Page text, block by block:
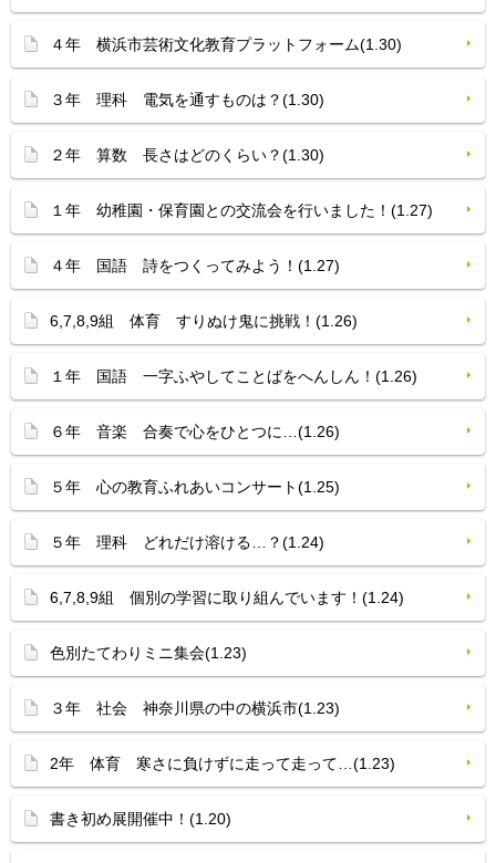
４年 横浜市芸術文化教育プラットフォーム(1.30)
３年 理科 電気を通すものは？(1.30)
２年 算数 長さはどのくらい？(1.30)
１年 幼稚園・保育園との交流会を行いました！(1.27)
４年 国語 詩をつくってみよう！(1.27)
6,7,8,9組 体育 すりぬけ鬼に挑戦！(1.26)
１年 国語 一字ふやしてことばをへんしん！(1.26)
６年 音楽 合奏で心をひとつに…(1.26)
５年 心の教育ふれあいコンサート(1.25)
５年 理科 どれだけ溶ける…？(1.24)
6,7,8,9組 個別の学習に取り組んでいます！(1.24)
色別たてわりミニ集会(1.23)
３年 社会 神奈川県の中の横浜市(1.23)
2年 体育 寒さに負けずに走って走って…(1.23)
書き初め展開催中！(1.20)